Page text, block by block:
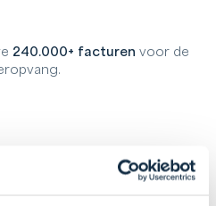
240.000+ facturen voor de